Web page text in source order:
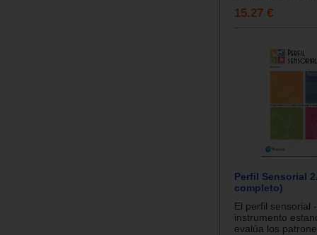
15.27 €
Perfil Sensorial
completo)
El perfil sensorial
instrumento
evalúa los